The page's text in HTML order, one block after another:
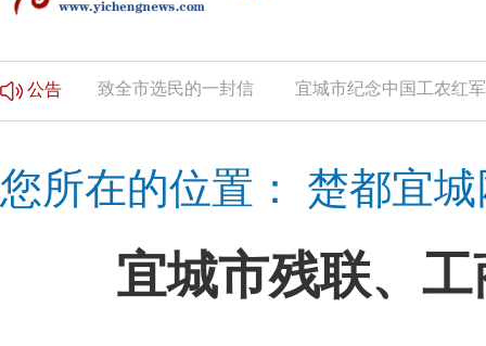
公告
告 致全市选民的一封信 宜城市纪念中国工农红军
您所在的位置： 楚都宜城
宜城市残联、